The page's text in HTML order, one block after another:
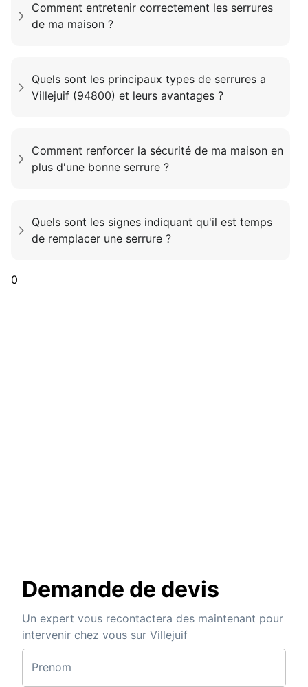
Comment entretenir correctement les serrures
de ma maison ?
Quels sont les principaux types de serrures a
Villejuif (94800) et leurs avantages ?
Comment renforcer la sécurité de ma maison en
plus d'une bonne serrure ?
Quels sont les signes indiquant qu'il est temps
de remplacer une serrure ?
0
Demande de devis
Un expert vous recontactera des maintenant pour
intervenir chez vous sur Villejuif
Prenom